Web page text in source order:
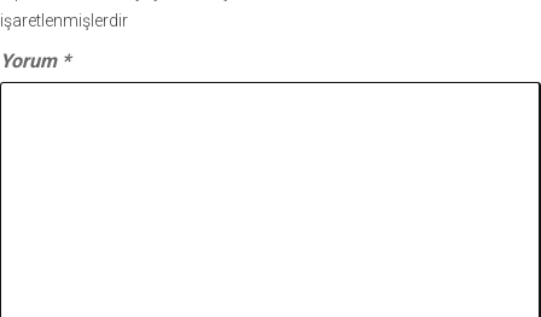
işaretlenmişlerdir
Yorum *